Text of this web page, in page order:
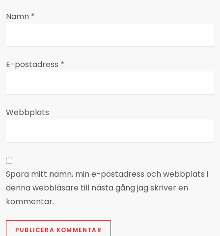
g
Namn *
E-postadress *
Webbplats
Spara mitt namn, min e-postadress och webbplats i
denna webbläsare till nästa gång jag skriver en
kommentar.